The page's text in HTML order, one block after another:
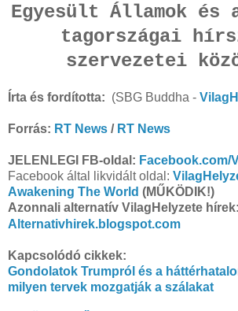
Egyesült Államok és a
tagországai
szervezetei
Írta és fordította: (SBG Buddha -
Forrás: RT News / RT News
JELENLEGI FB-oldal: Facebook.com/
Facebook által likvidált oldal:
Awakening The World (MŰKÖDIK!)
Azonnali alternatív VilagHelyzete hírek:
Alternativhirek.blogspot.com
Kapcsolódó cikkek:
Gondolatok Trumpról és a
milyen tervek mozgatják a szálakat